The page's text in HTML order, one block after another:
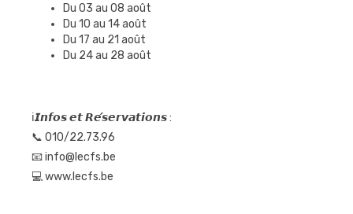
Du 03 au 08 août
Du 10 au 14 août
Du 17 au 21 août
Du 24 au 28 août
ℹ️𝙄𝙣𝙛𝙤𝙨 𝙚𝙩 𝙍𝙚́𝙨𝙚𝙧𝙫𝙖𝙩𝙞𝙤𝙣𝙨 :
📞 010/22.73.96
📧 info@lecfs.be
💻 www.lecfs.be